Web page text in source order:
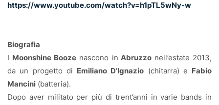
https://www.youtube.com/watch?v=h1pTL5wNy-w
Biografia
I Moonshine Booze nascono in Abruzzonell’estate 2013,
da un progetto di Emiliano D’Ignazio (chitarra) e Fabio
Mancini (batteria).
Dopo aver militato per più di trent’anni in varie bands in